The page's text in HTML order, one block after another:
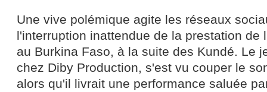
Une vive polémique agite les réseaux
l'interruption inattendue de la prestation de
au Burkina Faso, à la suite des Kundé. Le
chez Diby Production, s'est vu couper le
alors qu'il livrait une performance saluée